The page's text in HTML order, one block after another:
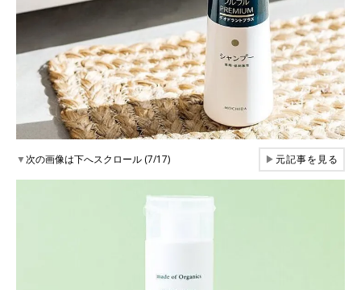
▼次の画像は下へスクロール (7/17) ▶元記事を見る